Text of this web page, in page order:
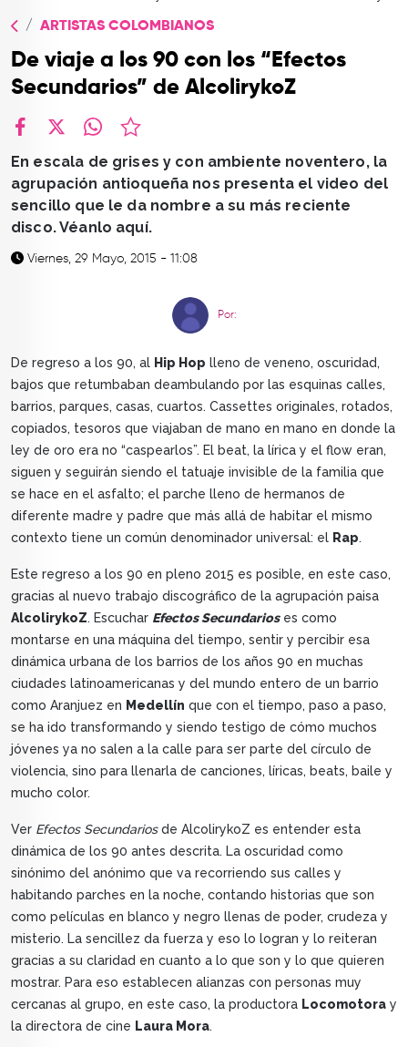
CONTACTO
ARTISTAS COLOMBIANOS
De viaje a los 90 con los “Efectos
Secundarios” de AlcolirykoZ
En escala de grises y con ambiente noventero, la
agrupación antioqueña nos presenta el video del
sencillo que le da nombre a su más reciente
disco. Véanlo aquí.
Viernes, 29 Mayo, 2015 - 11:08
Por:
De regreso a los 90, al Hip Hop lleno de veneno, oscuridad,
bajos que retumbaban deambulando por las esquinas calles,
barrios, parques, casas, cuartos. Cassettes originales, rotados,
copiados, tesoros que viajaban de mano en mano en donde la
ley de oro era no “caspearlos”. El beat, la lírica y el flow eran,
siguen y seguirán siendo el tatuaje invisible de la familia que
se hace en el asfalto; el parche lleno de hermanos de
diferente madre y padre que más allá de habitar el mismo
contexto tiene un común denominador universal: el Rap.
Este regreso a los 90 en pleno 2015 es posible, en este caso,
gracias al nuevo trabajo discográfico de la agrupación paisa
AlcolirykoZ. Escuchar Efectos Secundarioses como
montarse en una máquina del tiempo, sentir y percibir esa
dinámica urbana de los barrios de los años 90 en muchas
ciudades latinoamericanas y del mundo entero de un barrio
como Aranjuez en Medellín que con el tiempo, paso a paso,
se ha ido transformando y siendo testigo de cómo muchos
jóvenes ya no salen a la calle para ser parte del círculo de
violencia, sino para llenarla de canciones, líricas, beats, baile y
mucho color.
Ver Efectos Secundariosde AlcolirykoZ es entender esta
dinámica de los 90 antes descrita. La oscuridad como
sinónimo del anónimo que va recorriendo sus calles y
habitando parches en la noche, contando historias que son
como películas en blanco y negro llenas de poder, crudeza y
misterio. La sencillez da fuerza y eso lo logran y lo reiteran
gracias a su claridad en cuanto a lo que son y lo que quieren
mostrar. Para eso establecen alianzas con personas muy
cercanas al grupo, en este caso, la productora Locomotora y
la directora de cine Laura Mora.